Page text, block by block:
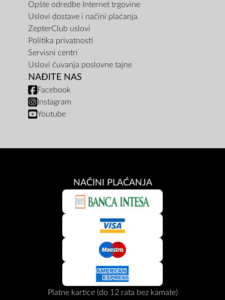
Opšte odredbe Internet trgovine
Uslovi dostave i načini plaćanja
ZepterClub uslovi
Politika privatnosti
Servisni centri
Uslovi čuvanja poslovne tajne
NAĐITE NAS
Facebook
Instagram
Youtube
NAČINI PLAĆANJA
Platne kartice (do 12 rata bez kamate)